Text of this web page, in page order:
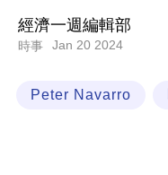
業
科
經濟一週編輯部
時事 Jan 20 2024
Peter Navarro